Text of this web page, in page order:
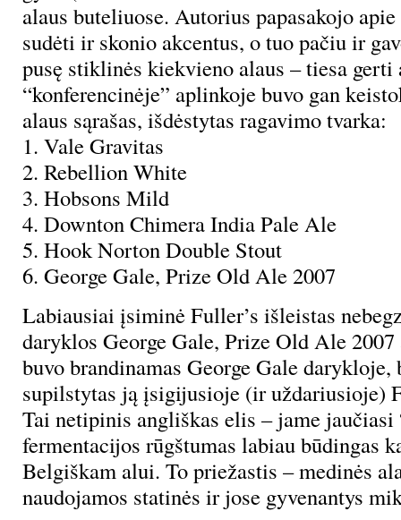
alaus buteliuose. Autorius papasakojo
sudėti ir skonio akcentus, o tuo pačiu ir
pusę stiklinės kiekvieno alaus – tiesa gerti
“konferencinėje” aplinkoje buvo gan
alaus sąrašas, išdėstytas ragavimo tvarka:
1. Vale Gravitas
2. Rebellion White
3. Hobsons Mild
4. Downton Chimera India Pale Ale
5. Hook Norton Double Stout
6. George Gale, Prize Old Ale 2007
Labiausiai įsiminė Fuller’s išleistas
daryklos George Gale, Prize Old Ale 2007
buvo brandinamas George Gale
supilstytas ją įsigijusioje (ir uždariusioje)
Tai netipinis angliškas elis – jame jaučiasi
fermentacijos rūgštumas labiau būdingas
Belgiškam alui. To priežastis – medinės
naudojamos statinės ir jose gyvenantys